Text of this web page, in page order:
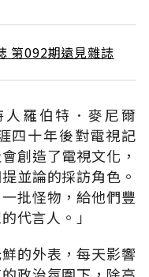
第092期遠見雜誌
羅伯特．麥尼爾
四十年後對電視記
創造了電視文化，
並論的採訪角色。
批怪物，給他們豐
代言人。」
的外表，每天影響